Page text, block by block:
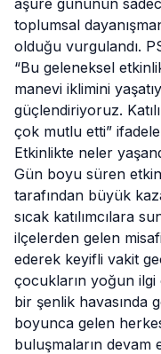
aşure gününün
toplumsal
olduğu vurgulandı.
“Bu geleneksel
manevi iklimini
güçlendiriyoruz.
çok mutlu etti”
Etkinlikte neler
Gün boyu süren
tarafından büyük
sıcak katılımcılara
ilçelerden gelen
ederek keyifli vakit
çocukların yoğun
bir şenlik havasında
boyunca gelen
buluşmaların devam